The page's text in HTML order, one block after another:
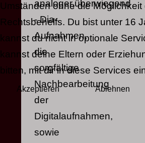
analoger,überwiegend
- Dia-
Aufnahmen,
die
sorgfältige
Nachbearbeitung
der
Digitalaufnahmen,
sowie
Umständen ohne die Möglichkeit
Rechtsbehelfs. Du bist unter 16
kannst du nicht in optionale
kannst deine Eltern oder
bitten, mit dir in diese Services
Akzeptieren Ablehnen